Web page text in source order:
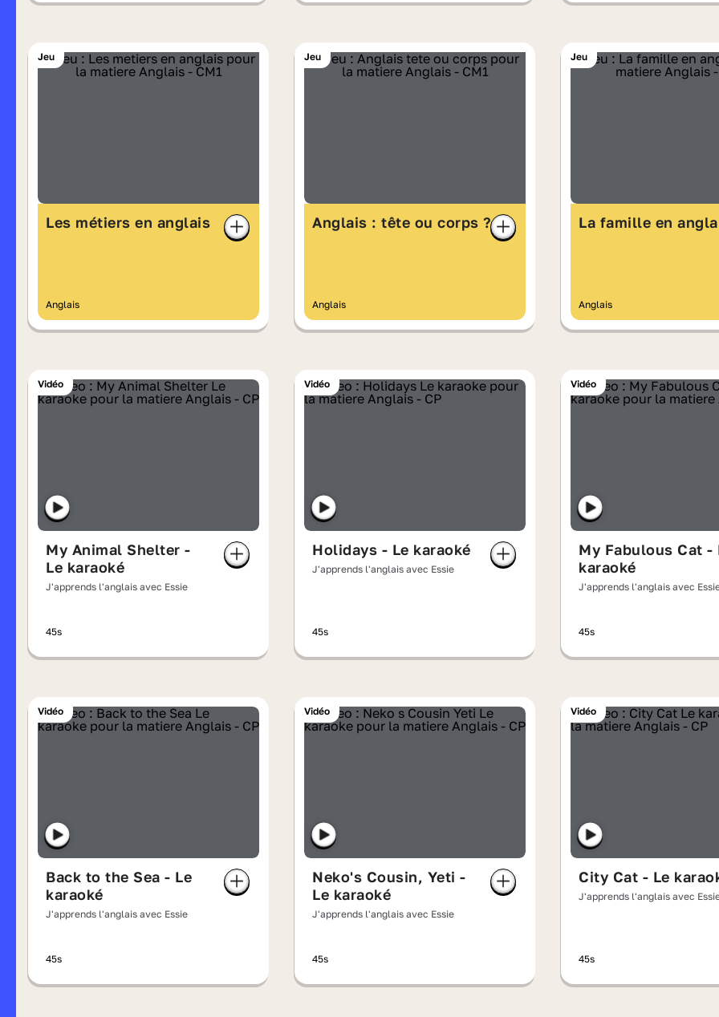
Jeu
Les métiers en anglais
Anglais
Jeu
Anglais : tête ou corps ?
Anglais
Jeu
La famille en
Anglais
Vidéo
My Animal Shelter -
Le karaoké
J'apprends l'anglais avec Essie
45s
Vidéo
Holidays - Le karaoké
J'apprends l'anglais avec Essie
45s
Vidéo
My Fabulous Cat -
karaoké
J'apprends l'anglais avec
45s
Vidéo
Back to the Sea - Le
karaoké
J'apprends l'anglais avec Essie
45s
Vidéo
Neko's Cousin, Yeti -
Le karaoké
J'apprends l'anglais avec Essie
45s
Vidéo
City Cat - Le
J'apprends l'anglais avec
45s